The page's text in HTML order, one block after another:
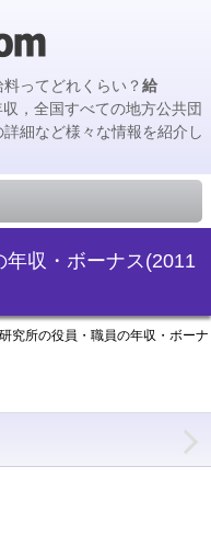
ってどれくらい？給
，全国すべての地方公共団
細など様々な情報を紹介し
収・ボーナス(2011
所の役員・職員の年収・ボーナ